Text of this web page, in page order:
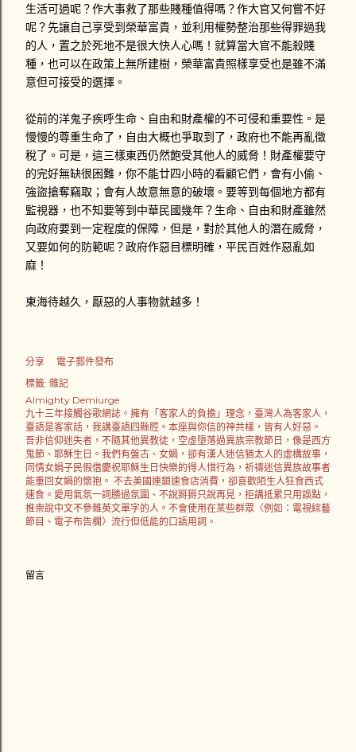
生活可過呢？作大事救了那些賤種值得嗎？作大官又何嘗不好
呢？先讓自己享受到榮華富貴，並利用權勢整治那些得罪過我
的人，置之於死地不是很大快人心嗎！就算當大官不能殺賤
種，也可以在政策上無所建樹，榮華富貴照樣享受也是雖不滿
意但可接受的選擇。
從前的洋鬼子疾呼生命、自由和財產權的不可侵和重要性。是
慢慢的尊重生命了，自由大概也爭取到了，政府也不能再亂徵
稅了。可是，這三樣東西仍然飽受其他人的威脅！財產權要守
的完好無缺很困難，你不能廿四小時的看顧它們，會有小偷、
強盜搶奪竊取；會有人故意無意的破壞。要等到每個地方都有
監視器，也不知要等到中華民國幾年？生命、自由和財產雖然
向政府要到一定程度的保障，但是，對於其他人的潛在威脅，
又要如何的防範呢？政府作惡目標明確，平民百姓作惡亂如
麻！
東海待越久，厭惡的人事物就越多！
分享
電子郵件發布
標籤: 雜記
Almighty Demiurge
九十三年接觸谷歌網誌。擁有「客家人的負擔」理念，臺灣人為客家人，
臺語是客家話，我講臺語四縣腔。本座與你信的神共樣，皆有人好惡。
吾非信仰迷失者，不隨其他異教徒，空虛墮落過異族宗教節日，像是西方
鬼節、耶穌生日。我們有盤古、女媧，卻有漢人迷信猶太人的虛構故事，
同情女媧子民假借慶祝耶穌生日快樂的得人惜行為，祈禱迷信異族故事者
能重回女媧的懷抱。 不去美國連鎖速食店消費，卻喜歡陌生人狂食西式
速食。愛用氣氛一詞勝過氛圍、不說掰掰只說再見，拒講抵累只用誤點，
推崇說中文不參雜英文單字的人。不會使用在某些群眾〈例如：電視綜藝
節目、電子布告欄〉流行但低能的口語用詞。
留言